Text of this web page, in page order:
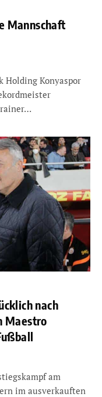
Mannschaft
Holding Konyaspor
nach
Maestro
am
im ausverkauften